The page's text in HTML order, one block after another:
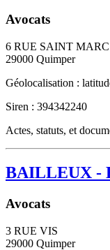
Avocats
6 RUE SAINT MARC
29000 Quimper
Géolocalisation :
Siren : 394342240
Actes, statuts, et
BAILLEUX -
Avocats
3 RUE VIS
29000 Quimper